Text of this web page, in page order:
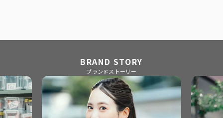
BRAND STORY
ブランドストーリー